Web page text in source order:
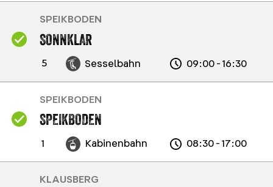
SONNKLAR
5 Sesselbahn 09:00 - 16:30
SPEIKBODEN
SPEIKBODEN
1 Kabinenbahn 08:30 - 17:00
SPEIKBODEN
KLAUSBERG